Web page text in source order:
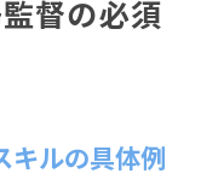
督の必須
キルの具体例